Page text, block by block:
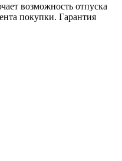
возможность отпуска
покупки. Гарантия